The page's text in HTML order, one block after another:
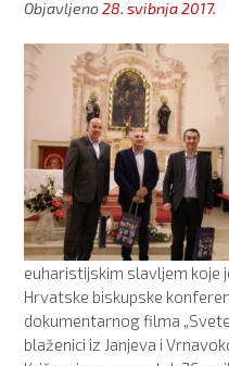
dominikanca
Dominika
Barača)”
Objavljeno28. svibnja 2017.
euharistijskim slavljem koje
Hrvatske biskupske
dokumentarnog filma
blaženici iz Janjeva i